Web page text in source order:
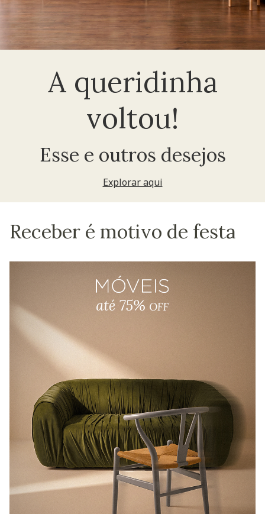
A queridinha
voltou!
Esse e outros desejos
Explorar aqui
Receber é motivo de festa